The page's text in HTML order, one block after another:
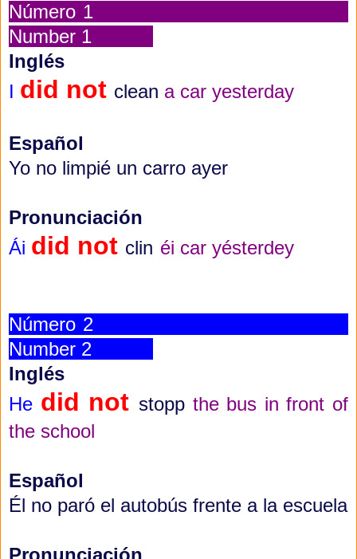
Número 1
Number 1
Inglés
I did not clean a car yesterday
Español
Yo no limpié un carro ayer
Pronunciación
Ái did not clin éi car yésterdey
Número 2
Number 2
Inglés
He did not stopp the bus in front of
the school
Español
Él no paró el autobús frente a la escuela